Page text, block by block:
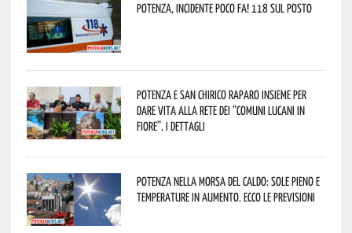
Potenza, incidente poco fa! 118 sul posto
Potenza e San Chirico Raparo insieme per
dare vita alla rete dei “Comuni Lucani in
Fiore”. I dettagli
Potenza nella morsa del caldo: sole pieno e
temperature in aumento. Ecco le previsioni